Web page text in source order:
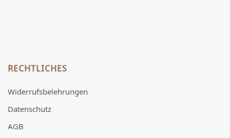
RECHTLICHES
Widerrufsbelehrungen
Datenschutz
AGB